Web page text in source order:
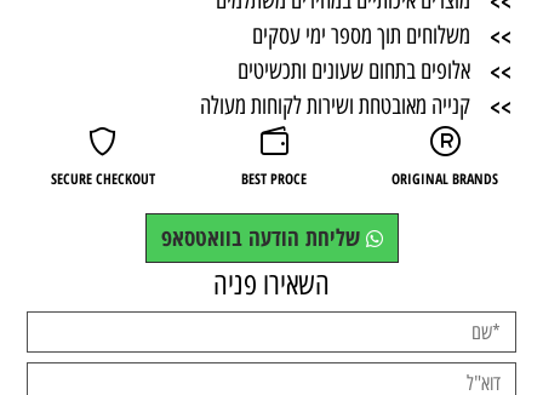
>> משלוחים תוך מספר ימי עסקים
>> אלופים בתחום שעונים ותכשיטים
>> קנייה מאובטחת ושירות לקוחות מעולה
ORIGINAL BRANDS
BEST PROCE
SECURE CHECKOUT
שליחת הודעה בוואטסאפ
השאירו פניה